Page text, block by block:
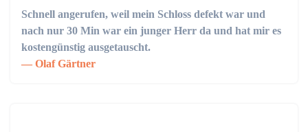
Schnell angerufen, weil mein Schloss defekt war und
nach nur 30 Min war ein junger Herr da und hat mir es
kostengünstig ausgetauscht.
Olaf Gärtner